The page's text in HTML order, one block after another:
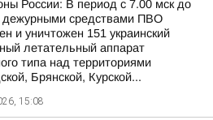
России: В период с 7.00 мск до
дежурными средствами ПВО
и уничтожен 151 украинский
летательный аппарат
типа над территориями
Брянской, Курской...
15:08